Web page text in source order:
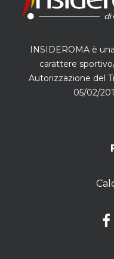
INSIDEROMA è
carattere
Autorizzazione del
05/02/